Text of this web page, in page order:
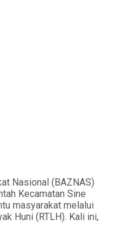
Nasional (BAZNAS)
Kecamatan Sine
masyarakat melalui
Huni (RTLH). Kali ini,